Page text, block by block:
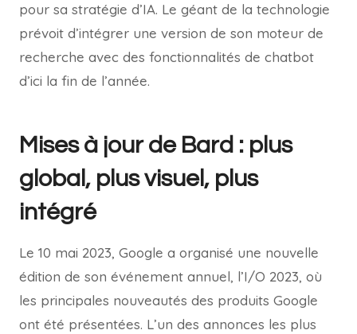
pour sa stratégie d’IA. Le géant de la technologie
prévoit d’intégrer une version de son moteur de
recherche avec des fonctionnalités de chatbot
d’ici la fin de l’année.
Mises à jour de Bard : plus
global, plus visuel, plus
intégré
Le 10 mai 2023, Google a organisé une nouvelle
édition de son événement annuel, l’I/O 2023, où
les principales nouveautés des produits Google
ont été présentées. L’un des annonces les plus